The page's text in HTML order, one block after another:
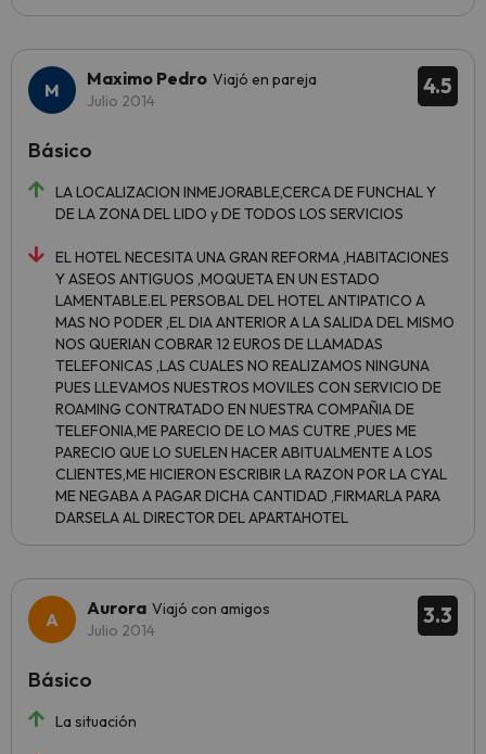
4.5
Maximo Pedro Viajó en pareja
Julio 2014
LA LOCALIZACION INMEJORABLE,CERCA DE FUNCHAL Y
DE LA ZONA DEL LIDO y DE TODOS LOS SERVICIOS
EL HOTEL NECESITA UNA GRAN REFORMA ,HABITACIONES
Y ASEOS ANTIGUOS ,MOQUETA EN UN ESTADO
LAMENTABLE.EL PERSOBAL DEL HOTEL ANTIPATICO A
MAS NO PODER ,EL DIA ANTERIOR A LA SALIDA DEL MISMO
NOS QUERIAN COBRAR 12 EUROS DE LLAMADAS
TELEFONICAS ,LAS CUALES NO REALIZAMOS NINGUNA
PUES LLEVAMOS NUESTROS MOVILES CON SERVICIO DE
ROAMING CONTRATADO EN NUESTRA COMPAÑIA DE
TELEFONIA,ME PARECIO DE LO MAS CUTRE ,PUES ME
PARECIO QUE LO SUELEN HACER ABITUALMENTE A LOS
CLIENTES,ME HICIERON ESCRIBIR LA RAZON POR LA CYAL
ME NEGABA A PAGAR DICHA CANTIDAD ,FIRMARLA PARA
DARSELA AL DIRECTOR DEL APARTAHOTEL
Básico
3.3
Aurora Viajó con amigos
Julio 2014
La situación
Básico